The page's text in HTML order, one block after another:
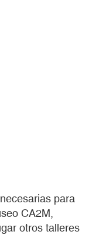
para
CA2M,
otros talleres